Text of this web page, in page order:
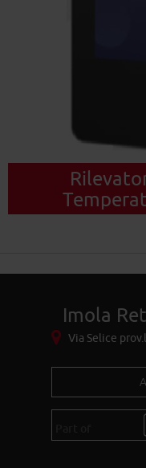
Imola
Via Selice